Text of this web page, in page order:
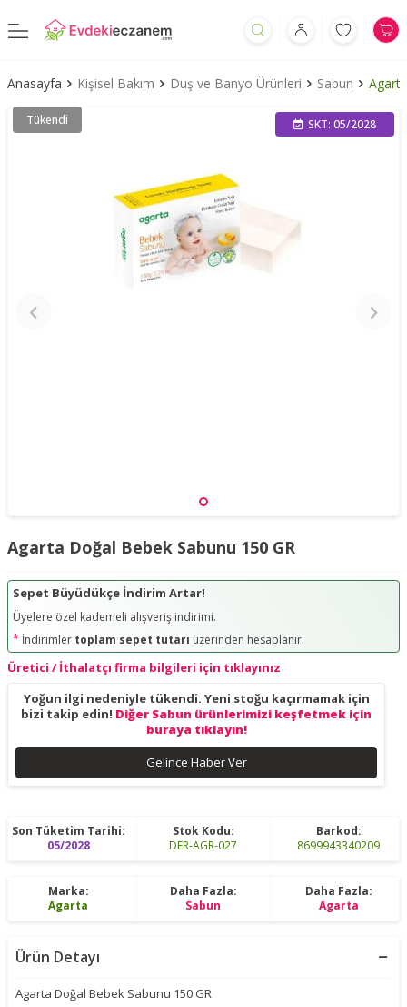
Anasayfa Kişisel Bakım Duş ve Banyo Ürünleri Sabun
Tükendi SKT: 05/2028
Agarta Doğal Bebek Sabunu 150 GR
Sepet Büyüdükçe İndirim Artar!
Üyelere özel kademeli alışveriş indirimi.
* İndirimler toplam sepet tutarı üzerinden hesaplanır.
Üretici / İthalatçı firma bilgileri için tıklayınız
Yoğun ilgi nedeniyle tükendi. Yeni stoğu kaçırmamak için
bizi takip edin! Diğer Sabun ürünlerimizi keşfetmek için
buraya tıklayın!
Gelince Haber Ver
Son Tüketim Tarihi:
05/2028
Stok Kodu:
DER-AGR-027
Barkod:
8699943340209
Marka:
Agarta
Daha Fazla:
Sabun
Daha Fazla:
Agarta
Ürün Detayı
Agarta Doğal Bebek Sabunu 150 GR